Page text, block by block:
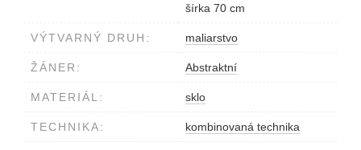
šírka 70 cm
VÝTVARNÝ DRUH: maliarstvo
ŽÁNER: Abstraktní
MATERIÁL: sklo
TECHNIKA: kombinovaná technika